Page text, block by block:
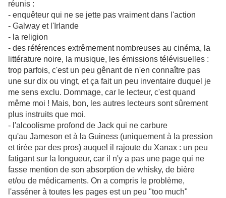
réunis :
- enquêteur qui ne se jette pas vraiment dans l'action
- Galway et l'Irlande
- la religion
- des références extrêmement nombreuses au cinéma, la
littérature noire, la musique, les émissions télévisuelles :
trop parfois, c'est un peu gênant de n'en connaître pas
une sur dix ou vingt, et ça fait un peu inventaire duquel je
me sens exclu. Dommage, car le lecteur, c'est quand
même moi ! Mais, bon, les autres lecteurs sont sûrement
plus instruits que moi.
- l'alcoolisme profond de Jack qui ne carbure
qu'au Jameson et à la Guiness (uniquement à la pression
et tirée par des pros) auquel il rajoute du Xanax : un peu
fatigant sur la longueur, car il n'y a pas une page qui ne
fasse mention de son absorption de whisky, de bière
et/ou de médicaments. On a compris le problème,
l'asséner à toutes les pages est un peu "too much"